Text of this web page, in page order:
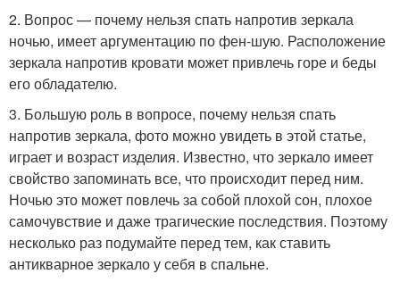
2. Вопрос — почему нельзя спать напротив зеркала
ночью, имеет аргументацию по фен-шую. Расположение
зеркала напротив кровати может привлечь горе и беды
его обладателю.
3. Большую роль в вопросе, почему нельзя спать
напротив зеркала, фото можно увидеть в этой статье,
играет и возраст изделия. Известно, что зеркало имеет
свойство запоминать все, что происходит перед ним.
Ночью это может повлечь за собой плохой сон, плохое
самочувствие и даже трагические последствия. Поэтому
несколько раз подумайте перед тем, как ставить
антикварное зеркало у себя в спальне.